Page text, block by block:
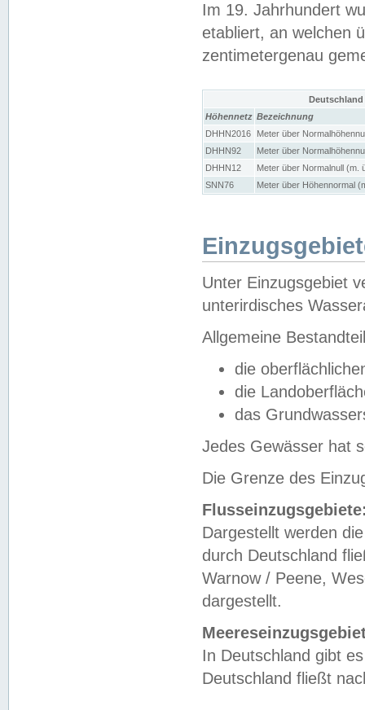
Im 19. Jahrhundert
etabliert, an welchen
zentimetergenau
Höhennetz Bezeichnung
DHHN2016
Meter über
DHHN92
Meter über
DHHN12
Meter über Normalnull (m.
SNN76
Meter über Höhennormal
Unter Einzugsgebiet
unterirdisches
Allgemeine
die
die
das
Jedes Gewässer hat
Die Grenze des
Dargestellt werden
durch Deutschland
Warnow / Peene,
dargestellt.
In Deutschland gibt
Deutschland fließt